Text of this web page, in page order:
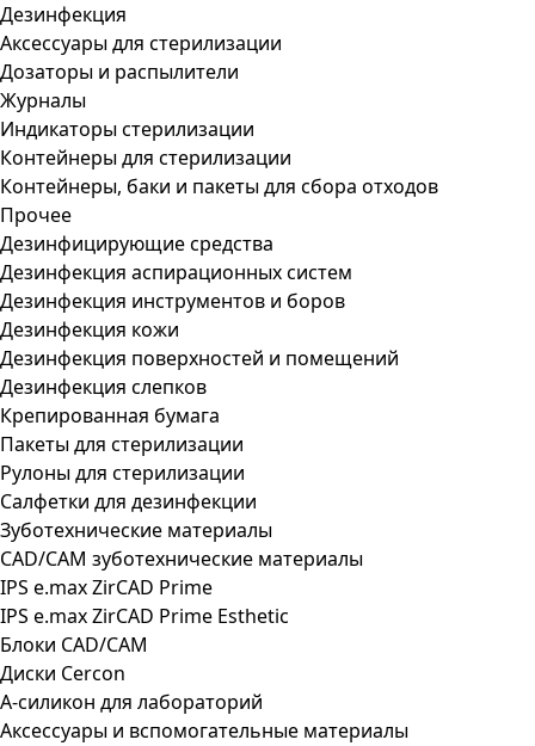
Дезинфекция
Аксессуары для стерилизации
Дозаторы и распылители
Журналы
Индикаторы стерилизации
Контейнеры для стерилизации
Контейнеры, баки и пакеты для сбора отходов
Прочее
Дезинфицирующие средства
Дезинфекция аспирационных систем
Дезинфекция инструментов и боров
Дезинфекция кожи
Дезинфекция поверхностей и помещений
Дезинфекция слепков
Крепированная бумага
Пакеты для стерилизации
Рулоны для стерилизации
Салфетки для дезинфекции
Зуботехнические материалы
CAD/CAM зуботехнические материалы
IPS e.max ZirCAD Prime
IPS e.max ZirCAD Prime Esthetic
Блоки CAD/CAM
Диски Cercon
А-силикон для лабораторий
Аксессуары и вспомогательные материалы